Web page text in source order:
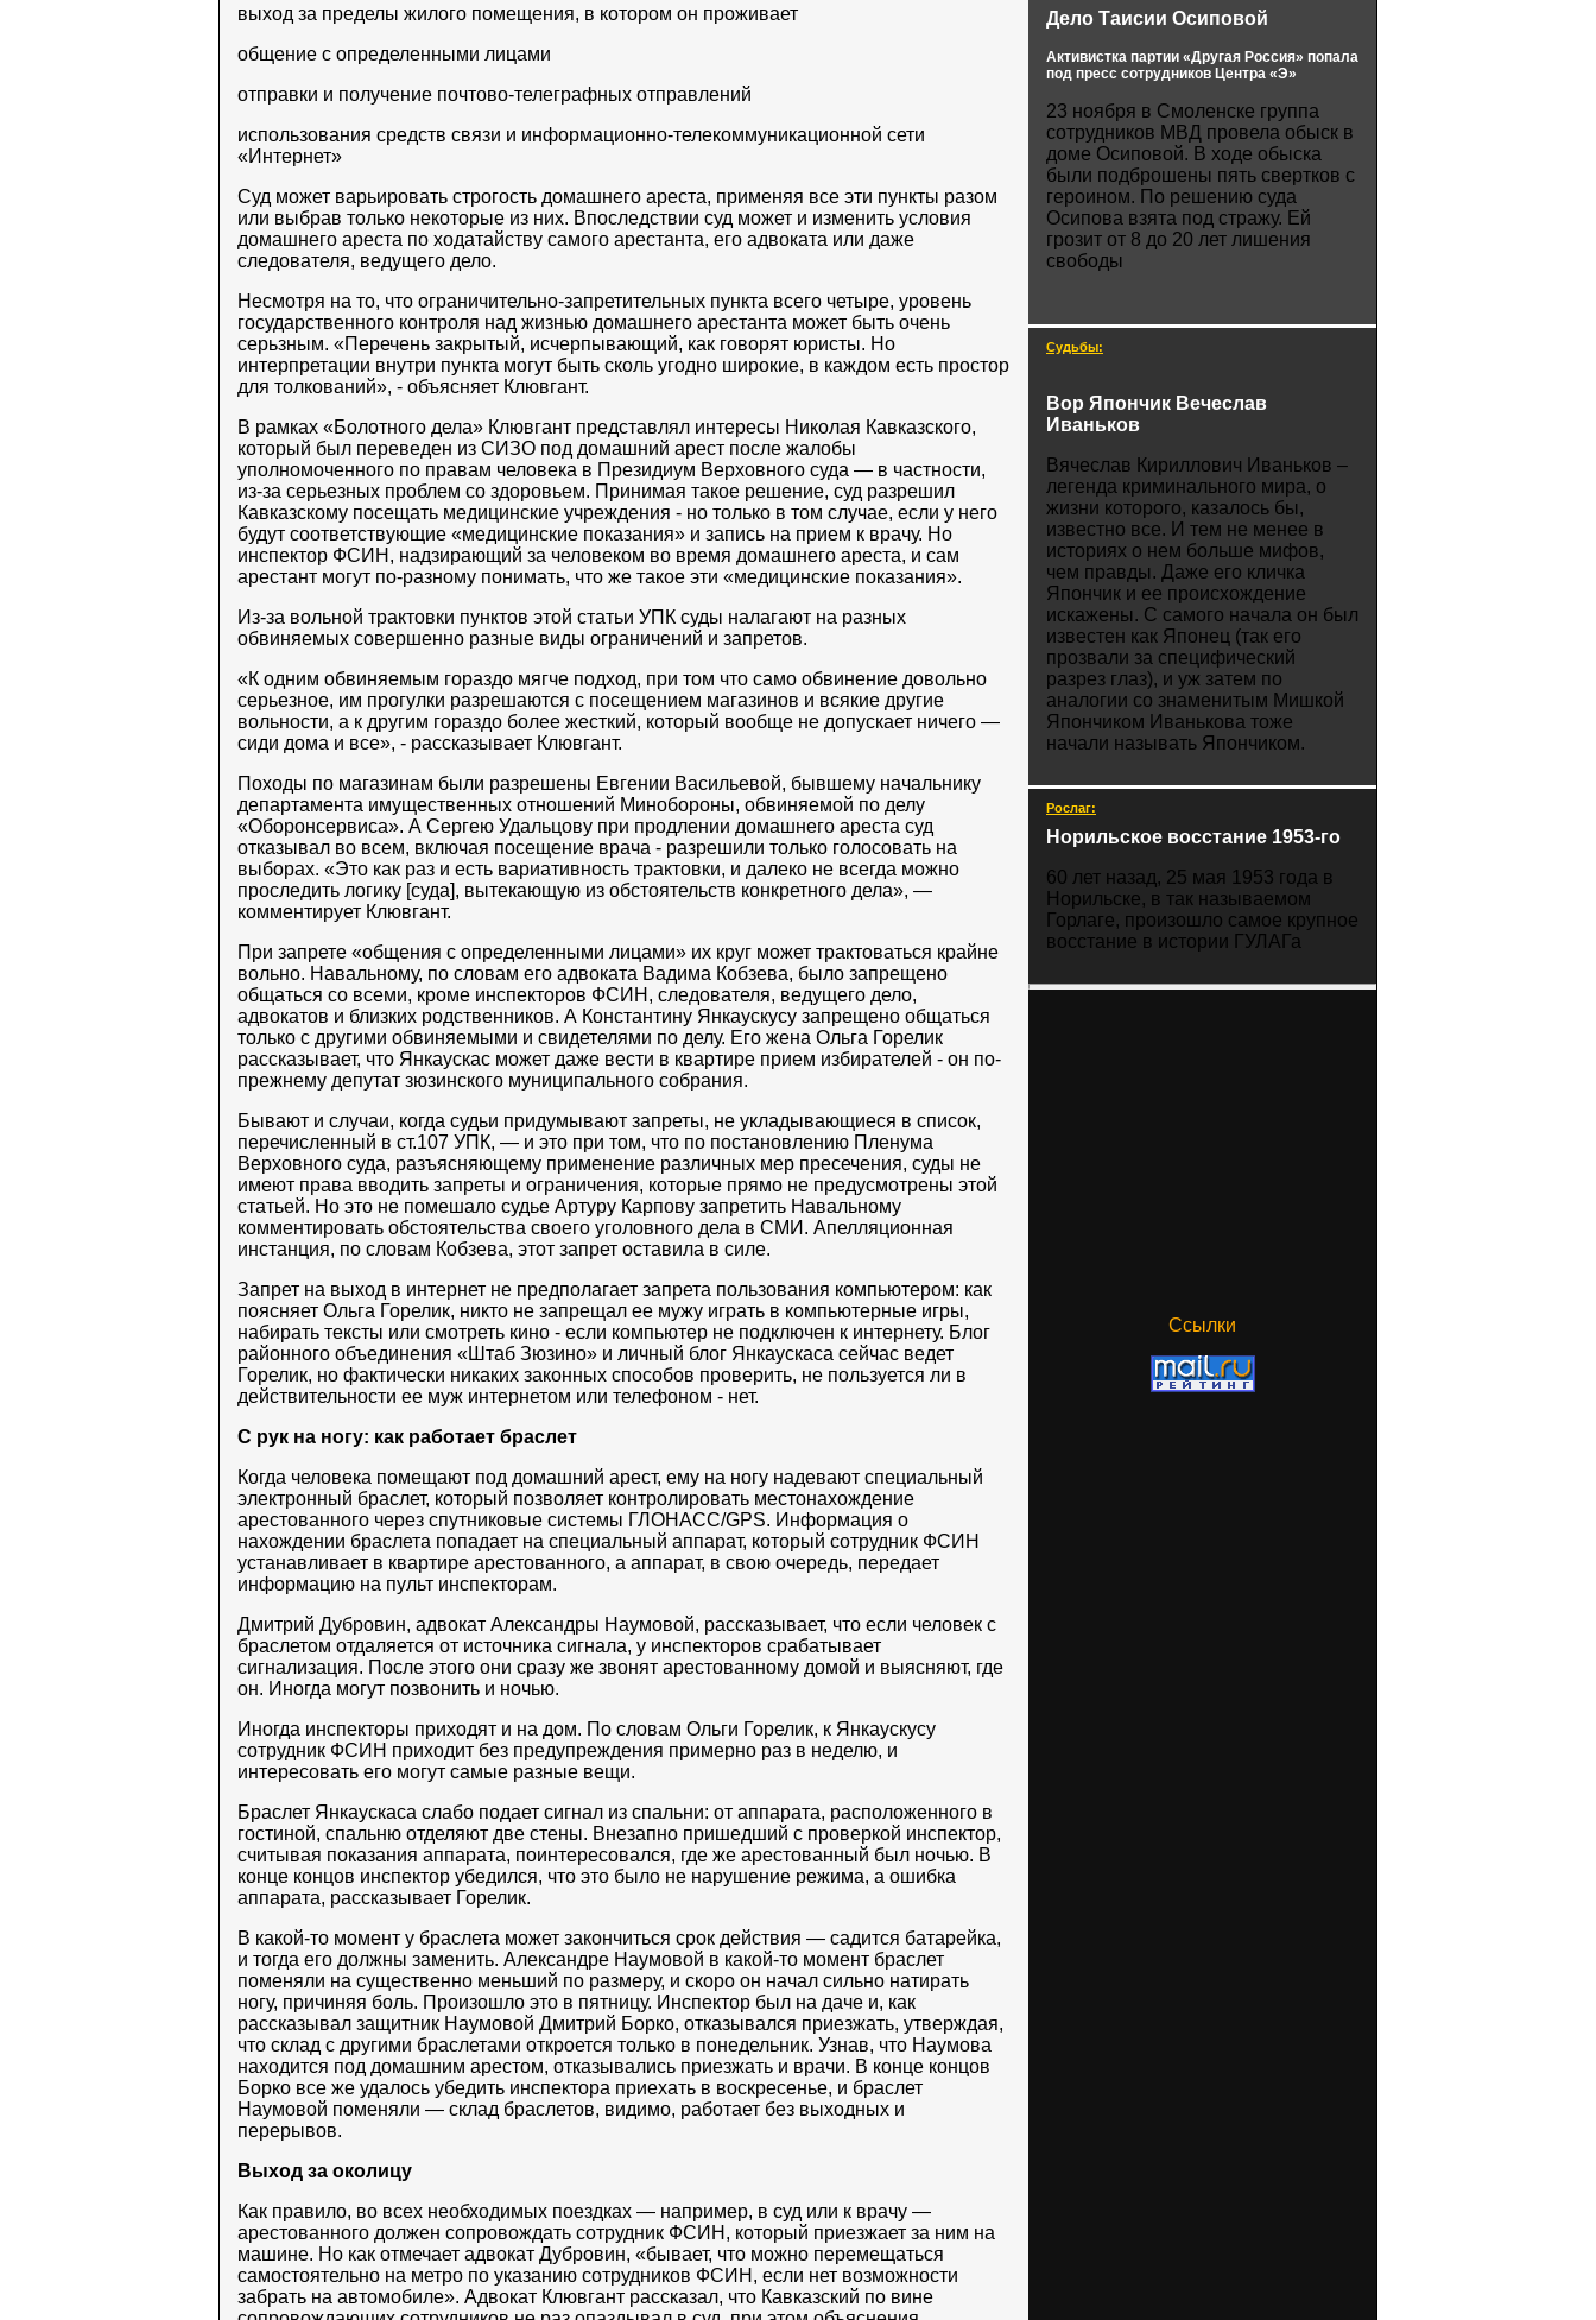
выход за пределы жилого помещения, в котором он проживает
общение с определенными лицами
отправки и получение почтово-телеграфных отправлений
использования средств связи и информационно-телекоммуникационной сети
«Интернет»
Суд может варьировать строгость домашнего ареста, применяя все эти пункты разом
или выбрав только некоторые из них. Впоследствии суд может и изменить условия
домашнего ареста по ходатайству самого арестанта, его адвоката или даже
следователя, ведущего дело.
Несмотря на то, что ограничительно-запретительных пункта всего четыре, уровень
государственного контроля над жизнью домашнего арестанта может быть очень
серьзным. «Перечень закрытый, исчерпывающий, как говорят юристы. Но
интерпретации внутри пункта могут быть сколь угодно широкие, в каждом есть простор
для толкований», - объясняет Клювгант.
В рамках «Болотного дела» Клювгант представлял интересы Николая Кавказского,
который был переведен из СИЗО под домашний арест после жалобы
уполномоченного по правам человека в Президиум Верховного суда — в частности,
из-за серьезных проблем со здоровьем. Принимая такое решение, суд разрешил
Кавказскому посещать медицинские учреждения - но только в том случае, если у него
будут соответствующие «медицинские показания» и запись на прием к врачу. Но
инспектор ФСИН, надзирающий за человеком во время домашнего ареста, и сам
арестант могут по-разному понимать, что же такое эти «медицинские показания».
Из-за вольной трактовки пунктов этой статьи УПК суды налагают на разных
обвиняемых совершенно разные виды ограничений и запретов.
«К одним обвиняемым гораздо мягче подход, при том что само обвинение довольно
серьезное, им прогулки разрешаются с посещением магазинов и всякие другие
вольности, а к другим гораздо более жесткий, который вообще не допускает ничего —
сиди дома и все», - рассказывает Клювгант.
Походы по магазинам были разрешены Евгении Васильевой, бывшему начальнику
департамента имущественных отношений Минобороны, обвиняемой по делу
«Оборонсервиса». А Сергею Удальцову при продлении домашнего ареста суд
отказывал во всем, включая посещение врача - разрешили только голосовать на
выборах. «Это как раз и есть вариативность трактовки, и далеко не всегда можно
проследить логику [суда], вытекающую из обстоятельств конкретного дела», —
комментирует Клювгант.
При запрете «общения с определенными лицами» их круг может трактоваться крайне
вольно. Навальному, по словам его адвоката Вадима Кобзева, было запрещено
общаться со всеми, кроме инспекторов ФСИН, следователя, ведущего дело,
адвокатов и близких родственников. А Константину Янкаускусу запрещено общаться
только с другими обвиняемыми и свидетелями по делу. Его жена Ольга Горелик
рассказывает, что Янкаускас может даже вести в квартире прием избирателей - он по-
прежнему депутат зюзинского муниципального собрания.
Бывают и случаи, когда судьи придумывают запреты, не укладывающиеся в список,
перечисленный в ст.107 УПК, — и это при том, что по постановлению Пленума
Верховного суда, разъясняющему применение различных мер пресечения, суды не
имеют права вводить запреты и ограничения, которые прямо не предусмотрены этой
статьей. Но это не помешало судье Артуру Карпову запретить Навальному
комментировать обстоятельства своего уголовного дела в СМИ. Апелляционная
инстанция, по словам Кобзева, этот запрет оставила в силе.
Запрет на выход в интернет не предполагает запрета пользования компьютером: как
поясняет Ольга Горелик, никто не запрещал ее мужу играть в компьютерные игры,
набирать тексты или смотреть кино - если компьютер не подключен к интернету. Блог
районного объединения «Штаб Зюзино» и личный блог Янкаускаса сейчас ведет
Горелик, но фактически никаких законных способов проверить, не пользуется ли в
действительности ее муж интернетом или телефоном - нет.
С рук на ногу: как работает браслет
Когда человека помещают под домашний арест, ему на ногу надевают специальный
электронный браслет, который позволяет контролировать местонахождение
арестованного через спутниковые системы ГЛОНАСС/GPS. Информация о
нахождении браслета попадает на специальный аппарат, который сотрудник ФСИН
устанавливает в квартире арестованного, а аппарат, в свою очередь, передает
информацию на пульт инспекторам.
Дмитрий Дубровин, адвокат Александры Наумовой, рассказывает, что если человек с
браслетом отдаляется от источника сигнала, у инспекторов срабатывает
сигнализация. После этого они сразу же звонят арестованному домой и выясняют, где
он. Иногда могут позвонить и ночью.
Иногда инспекторы приходят и на дом. По словам Ольги Горелик, к Янкаускусу
сотрудник ФСИН приходит без предупреждения примерно раз в неделю, и
интересовать его могут самые разные вещи.
Браслет Янкаускаса слабо подает сигнал из спальни: от аппарата, расположенного в
гостиной, спальню отделяют две стены. Внезапно пришедший с проверкой инспектор,
считывая показания аппарата, поинтересовался, где же арестованный был ночью. В
конце концов инспектор убедился, что это было не нарушение режима, а ошибка
аппарата, рассказывает Горелик.
В какой-то момент у браслета может закончиться срок действия — садится батарейка,
и тогда его должны заменить. Александре Наумовой в какой-то момент браслет
поменяли на существенно меньший по размеру, и скоро он начал сильно натирать
ногу, причиняя боль. Произошло это в пятницу. Инспектор был на даче и, как
рассказывал защитник Наумовой Дмитрий Борко, отказывался приезжать, утверждая,
что склад с другими браслетами откроется только в понедельник. Узнав, что Наумова
находится под домашним арестом, отказывались приезжать и врачи. В конце концов
Борко все же удалось убедить инспектора приехать в воскресенье, и браслет
Наумовой поменяли — склад браслетов, видимо, работает без выходных и
перерывов.
Выход за околицу
Как правило, во всех необходимых поездках — например, в суд или к врачу —
арестованного должен сопровождать сотрудник ФСИН, который приезжает за ним на
машине. Но как отмечает адвокат Дубровин, «бывает, что можно перемещаться
самостоятельно на метро по указанию сотрудников ФСИН, если нет возможности
забрать на автомобиле». Адвокат Клювгант рассказал, что Кавказский по вине
Дело Таисии Осиповой
Активистка партии «Другая Россия» попала
под пресс сотрудников Центра «Э»
23 ноября в Смоленске группа
сотрудников МВД провела обыск в
доме Осиповой. В ходе обыска
были подброшены пять свертков с
героином. По решению суда
Осипова взята под стражу. Ей
грозит от 8 до 20 лет лишения
свободы
Судьбы:
Вор Япончик Вечеслав
Иваньков
Вячеслав Кириллович Иваньков –
легенда криминального мира, о
жизни которого, казалось бы,
известно все. И тем не менее в
историях о нем больше мифов,
чем правды. Даже его кличка
Япончик и ее происхождение
искажены. С самого начала он был
известен как Японец (так его
прозвали за специфический
разрез глаз), и уж затем по
аналогии со знаменитым Мишкой
Япончиком Иванькова тоже
начали называть Япончиком.
Рослаг:
Норильское восстание 1953-го
60 лет назад, 25 мая 1953 года в
Норильске, в так называемом
Горлаге, произошло самое крупное
восстание в истории ГУЛАГа
Ссылки